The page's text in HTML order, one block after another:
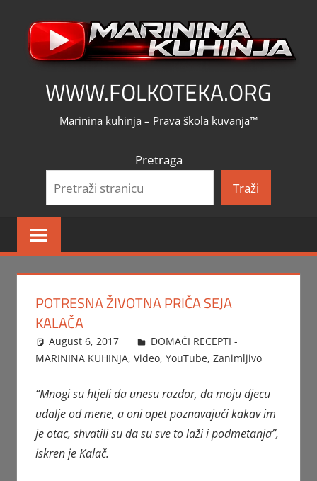
content
WWW.FOLKOTEKA.ORG
Marinina kuhinja – Prava škola kuvanja™
Pretraga
Traži
POTRESNA ŽIVOTNA PRIČA SEJA
KALAČA
August 6, 2017 FTorgAdmin
DOMAĆI RECEPTI -
MARININA KUHINJA, Video, YouTube, Zanimljivo
“Mnogi su htjeli da unesu razdor, da moju djecu
udalje od mene, a oni opet poznavajući kakav im
je otac, shvatili su da su sve to laži i podmetanja”,
iskren je Kalač.